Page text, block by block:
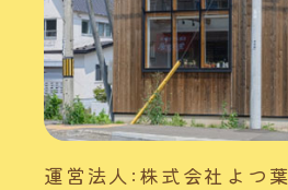
運営法人:株式会社よつ葉